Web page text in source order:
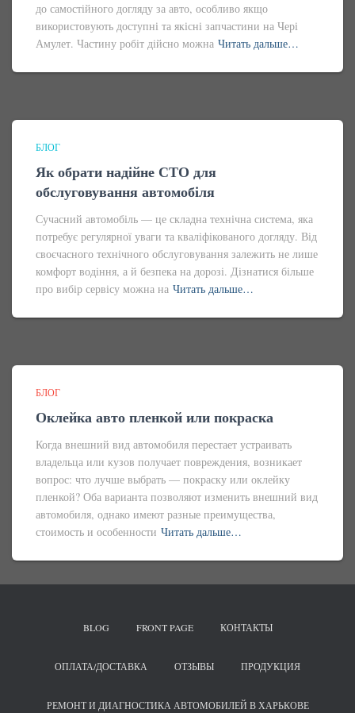
до самостійного догляду за авто, особливо якщо
використовують доступні та якісні запчастини на Чері
Амулет. Частину робіт дійсно можна Читать дальше…
БЛОГ
Як обрати надійне СТО для
обслуговування автомобіля
Сучасний автомобіль — це складна технічна система, яка
потребує регулярної уваги та кваліфікованого догляду. Від
своєчасного технічного обслуговування залежить не лише
комфорт водіння, а й безпека на дорозі. Дізнатися більше
про вибір сервісу можна на Читать дальше…
БЛОГ
Оклейка авто пленкой или покраска
Когда внешний вид автомобиля перестает устраивать
владельца или кузов получает повреждения, возникает
вопрос: что лучше выбрать — покраску или оклейку
пленкой? Оба варианта позволяют изменить внешний вид
автомобиля, однако имеют разные преимущества,
стоимость и особенности Читать дальше…
BLOG FRONT PAGE КОНТАКТЫ
ОПЛАТА/ДОСТАВКА ОТЗЫВЫ ПРОДУКЦИЯ
РЕМОНТ И ДИАГНОСТИКА АВТОМОБИЛЕЙ В ХАРЬКОВЕ